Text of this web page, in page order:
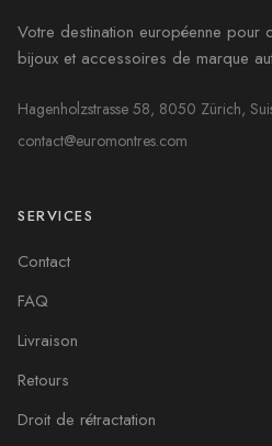
Votre destination européenne pour
bijoux et accessoires de marque
Hagenholzstrasse 58, 8050 Zürich,
contact@euromontres.com
SERVICES
Contact
FAQ
Livraison
Retours
Droit de rétractation